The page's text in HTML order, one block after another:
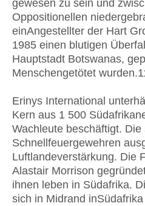
gewesen zu sein und
Oppositionellen
einAngestellter der Hart
1985 einen blutigen
Hauptstadt Botswanas,
Menschengetötet
Erinys International
Kern aus 1 500
Wachleute beschäftigt.
Schnellfeuergewehren
Luftlandeverstärkung. Die
Alastair Morrison
ihnen leben in Südafrika.
sich in Midrand